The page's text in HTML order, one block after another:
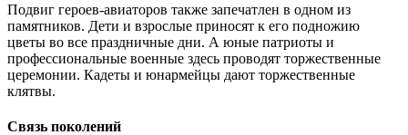
Подвиг героев-авиаторов также запечатлен в одном из
памятников. Дети и взрослые приносят к его подножию
цветы во все праздничные дни. А юные патриоты и
профессиональные военные здесь проводят торжественные
церемонии. Кадеты и юнармейцы дают торжественные
клятвы.
Связь поколений